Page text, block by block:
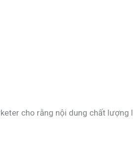
cho rằng nội dung chất